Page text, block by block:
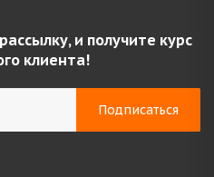
и получите курс
клиента!